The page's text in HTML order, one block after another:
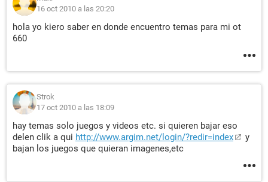
16 oct 2010 a las 20:20
hola yo kiero saber en donde encuentro temas para mi ot
660
Strok
17 oct 2010 a las 18:09
hay temas solo juegos y videos etc. si quieren bajar eso
delen clik a qui http://www.argim.net/login/?redir=index
y
bajan los juegos que quieran imagenes,etc